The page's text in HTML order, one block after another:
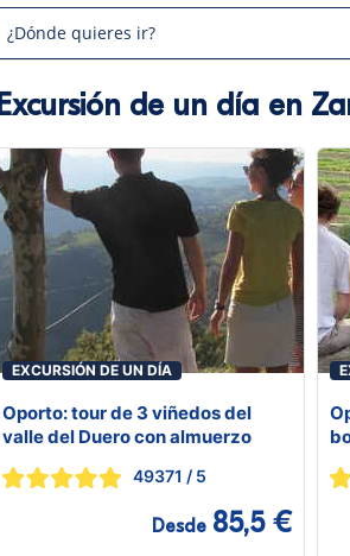
¿Dónde quieres ir?
Excursión de un día en
EXCURSIÓN DE UN DÍA
Oporto: tour de 3 viñedos del
valle del Duero con almuerzo
49371 / 5
Desde 85,5 €